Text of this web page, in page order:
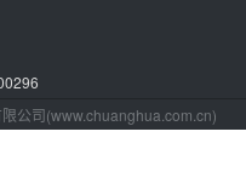
公司(www.chuanghua.com.cn)